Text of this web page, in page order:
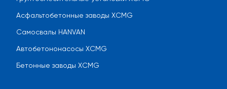
Асфальтобетонные заводы XCMG
Самосвалы HANVAN
Автобетононасосы XCMG
Бетонные заводы XCMG